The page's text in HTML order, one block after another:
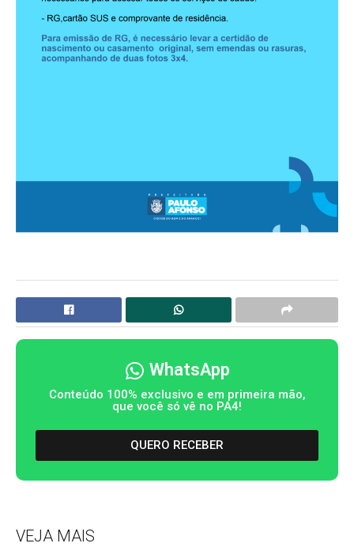
WhatsApp
Conteúdo 100% exclusivo e em primeira mão,
que você só vê no PA4!
QUERO RECEBER
VEJA MAIS